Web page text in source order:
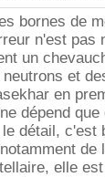
bornes de
n'est pas
un
et
en
dépend
détail, c'est
de
elle